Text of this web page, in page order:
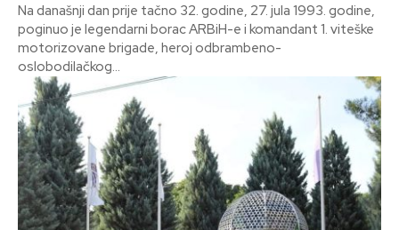
Na današnji dan prije tačno 32. godine, 27. jula 1993. godine,
poginuo je legendarni borac ARBiH-e i komandant 1. viteške
motorizovane brigade, heroj odbrambeno-
oslobodilačkog...